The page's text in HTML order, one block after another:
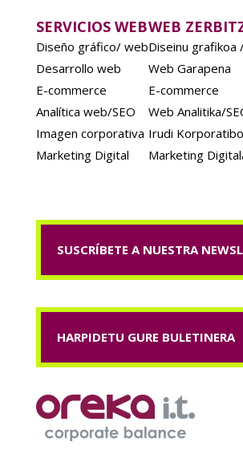
SERVICIOS WEB
Diseño gráfico/ web
Desarrollo web
E-commerce
Analítica web/SEO
Imagen corporativa
Marketing Digital
WEB
Diseinu grafikoa
Web Garapena
E-commerce
Web Analitika/
Irudi
Marketing
SUSCRÍBETE A NUESTRA
HARPIDETU GURE BULETINERA